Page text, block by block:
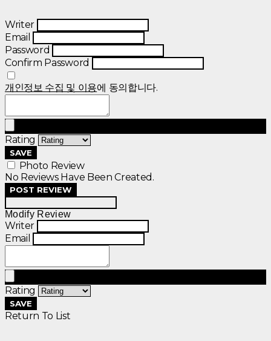
Writer
Email
Password
Confirm Password
개인정보 수집 및 이용에 동의합니다.
Rating
SAVE
Photo Review
No Reviews Have Been Created.
POST REVIEW
Modify Review
Writer
Email
Rating
SAVE
Return To List